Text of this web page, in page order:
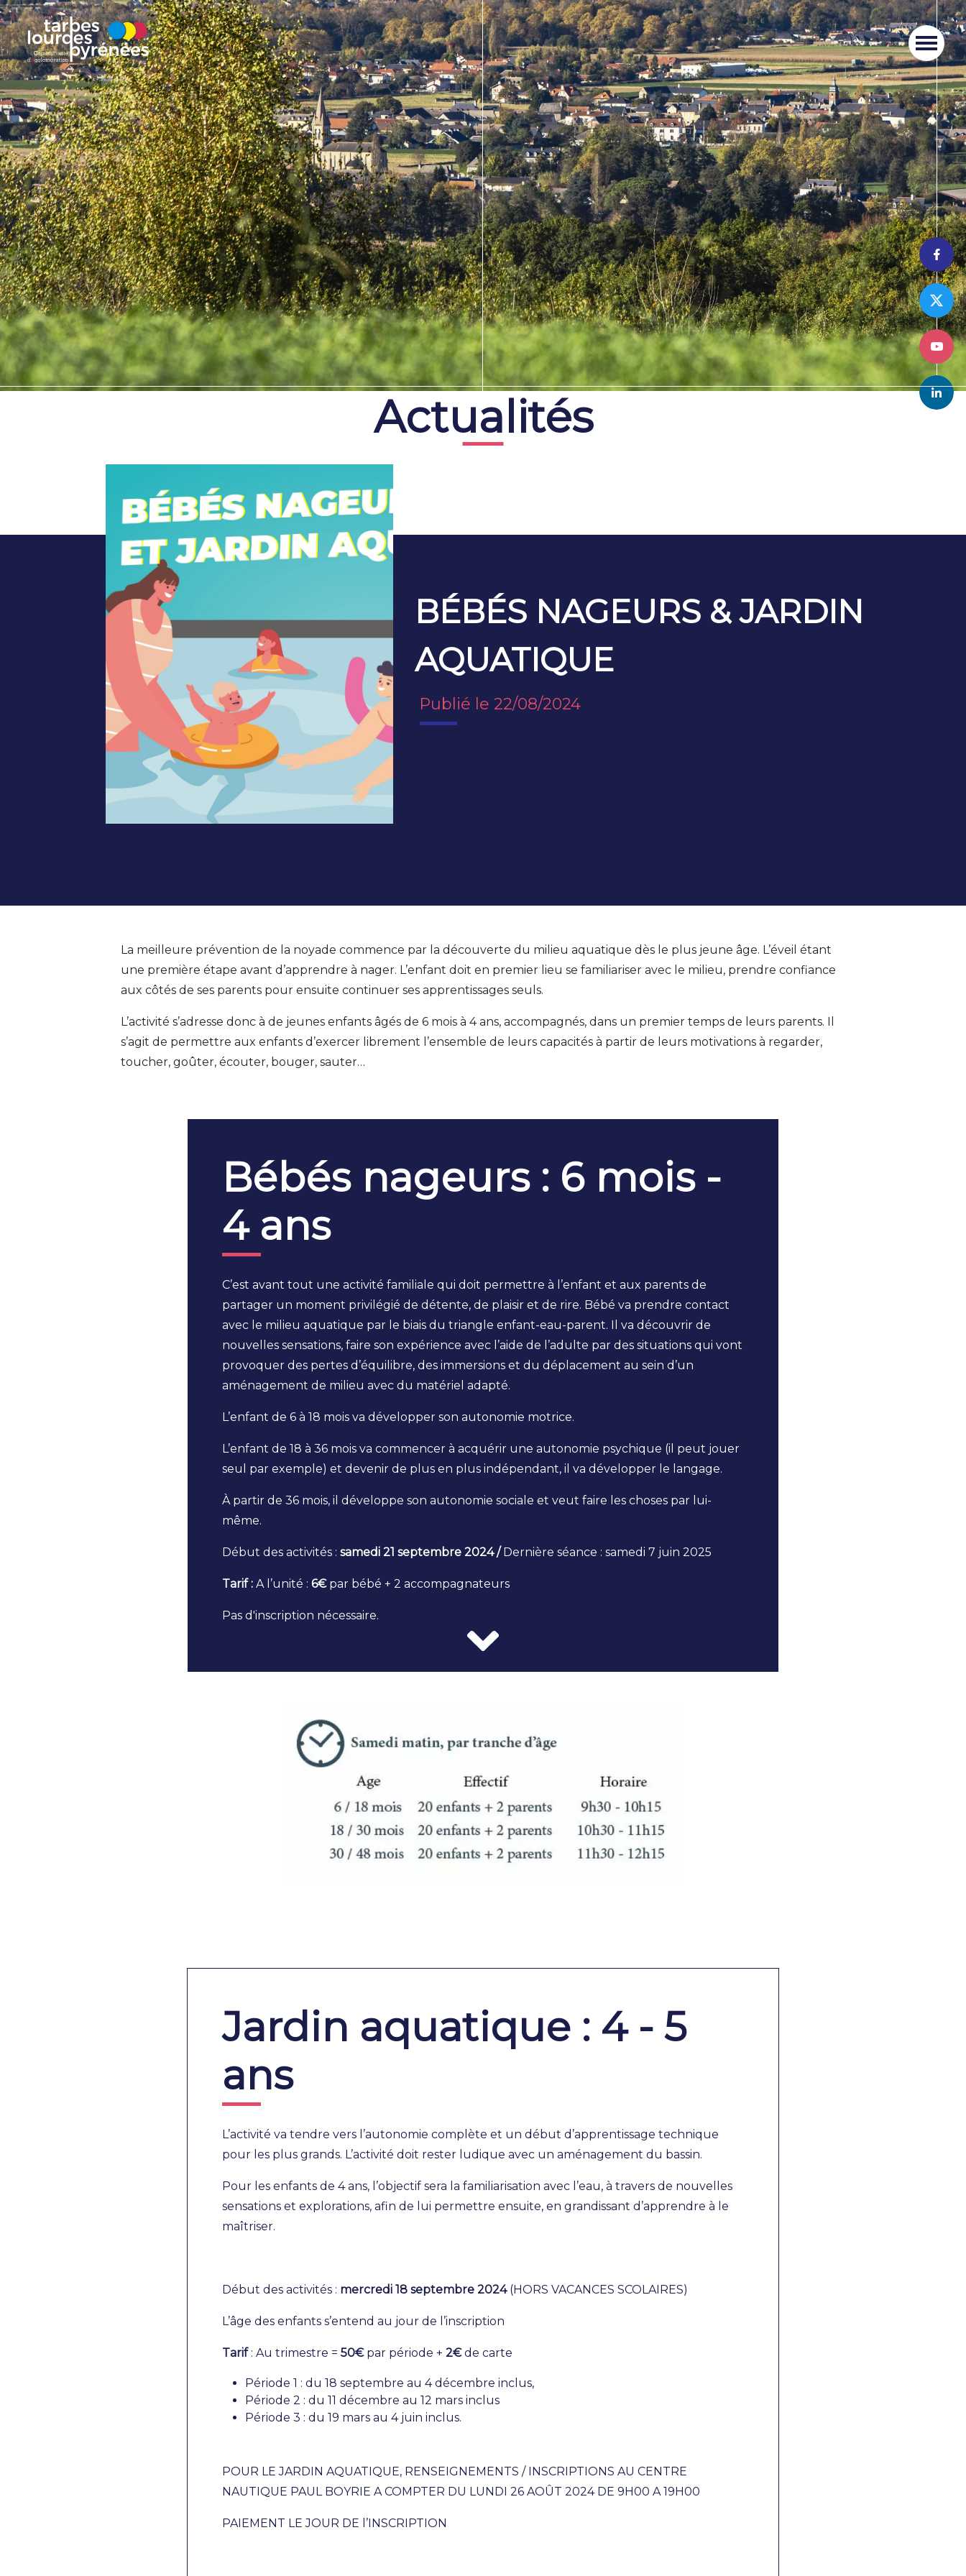
Actualités
BÉBÉS NAGEURS & JARDIN
AQUATIQUE
Publié le 22/08/2024
La meilleure prévention de la noyade commence par la découverte du milieu aquatique dès le plus jeune âge. L’éveil étant
une première étape avant d’apprendre à nager. L’enfant doit en premier lieu se familiariser avec le milieu, prendre confiance
aux côtés de ses parents pour ensuite continuer ses apprentissages seuls.
L’activité s’adresse donc à de jeunes enfants âgés de 6 mois à 4 ans, accompagnés, dans un premier temps de leurs parents. Il
s’agit de permettre aux enfants d’exercer librement l’ensemble de leurs capacités à partir de leurs motivations à regarder,
toucher, goûter, écouter, bouger, sauter…
Bébés nageurs : 6 mois -
4 ans
C’est avant tout une activité familiale qui doit permettre à l’enfant et aux parents de
partager un moment privilégié de détente, de plaisir et de rire. Bébé va prendre contact
avec le milieu aquatique par le biais du triangle enfant-eau-parent. Il va découvrir de
nouvelles sensations, faire son expérience avec l’aide de l’adulte par des situations qui vont
provoquer des pertes d’équilibre, des immersions et du déplacement au sein d’un
aménagement de milieu avec du matériel adapté.
L’enfant de 6 à 18 mois va développer son autonomie motrice.
L’enfant de 18 à 36 mois va commencer à acquérir une autonomie psychique (il peut jouer
seul par exemple) et devenir de plus en plus indépendant, il va développer le langage.
À partir de 36 mois, il développe son autonomie sociale et veut faire les choses par lui-
même.
Début des activités : samedi 21 septembre 2024 / Dernière séance : samedi 7 juin 2025
Tarif : A l’unité : 6€ par bébé + 2 accompagnateurs
Pas d'inscription nécessaire.
Jardin aquatique : 4 - 5
ans
L’activité va tendre vers l’autonomie complète et un début d’apprentissage technique
pour les plus grands. L’activité doit rester ludique avec un aménagement du bassin.
Pour les enfants de 4 ans, l’objectif sera la familiarisation avec l’eau, à travers de nouvelles
sensations et explorations, afin de lui permettre ensuite, en grandissant d’apprendre à le
maîtriser.
Début des activités : mercredi 18 septembre 2024(HORS VACANCES SCOLAIRES)
L’âge des enfants s’entend au jour de l’inscription
Tarif : Au trimestre = 50€par période + 2€de carte
Période 1 : du 18 septembre au 4 décembre inclus,
Période 2 : du 11 décembre au 12 mars inclus
Période 3 : du 19 mars au 4 juin inclus.
POUR LE JARDIN AQUATIQUE, RENSEIGNEMENTS / INSCRIPTIONS AU CENTRE
NAUTIQUE PAUL BOYRIE A COMPTER DU LUNDI 26 AOÛT 2024 DE 9H00 A 19H00
PAIEMENT LE JOUR DE l’INSCRIPTION